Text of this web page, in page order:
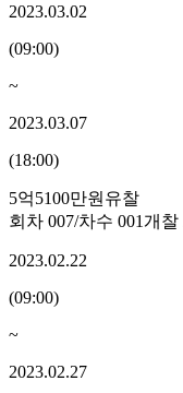
2023.03.02
(09:00)
~
2023.03.07
(18:00)
5억5100만원 유찰
회차 007/차수 001개찰
2023.02.22
(09:00)
~
2023.02.27